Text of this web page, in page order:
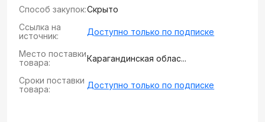
Способ закупок:Скрыто
Ссылка на
источник:
Доступно только по подписке
Место поставки
товара:
Карагандинская облас...
Сроки поставки
товара:
Доступно только по подписке